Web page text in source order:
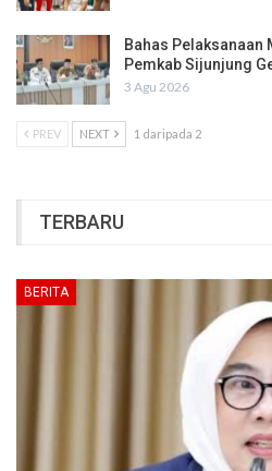
Bahas Pelaksanaan
Pemkab Sijunjung
3 Agu 2026
PREV NEXT 1 daripada 2
TERBARU
BERITA